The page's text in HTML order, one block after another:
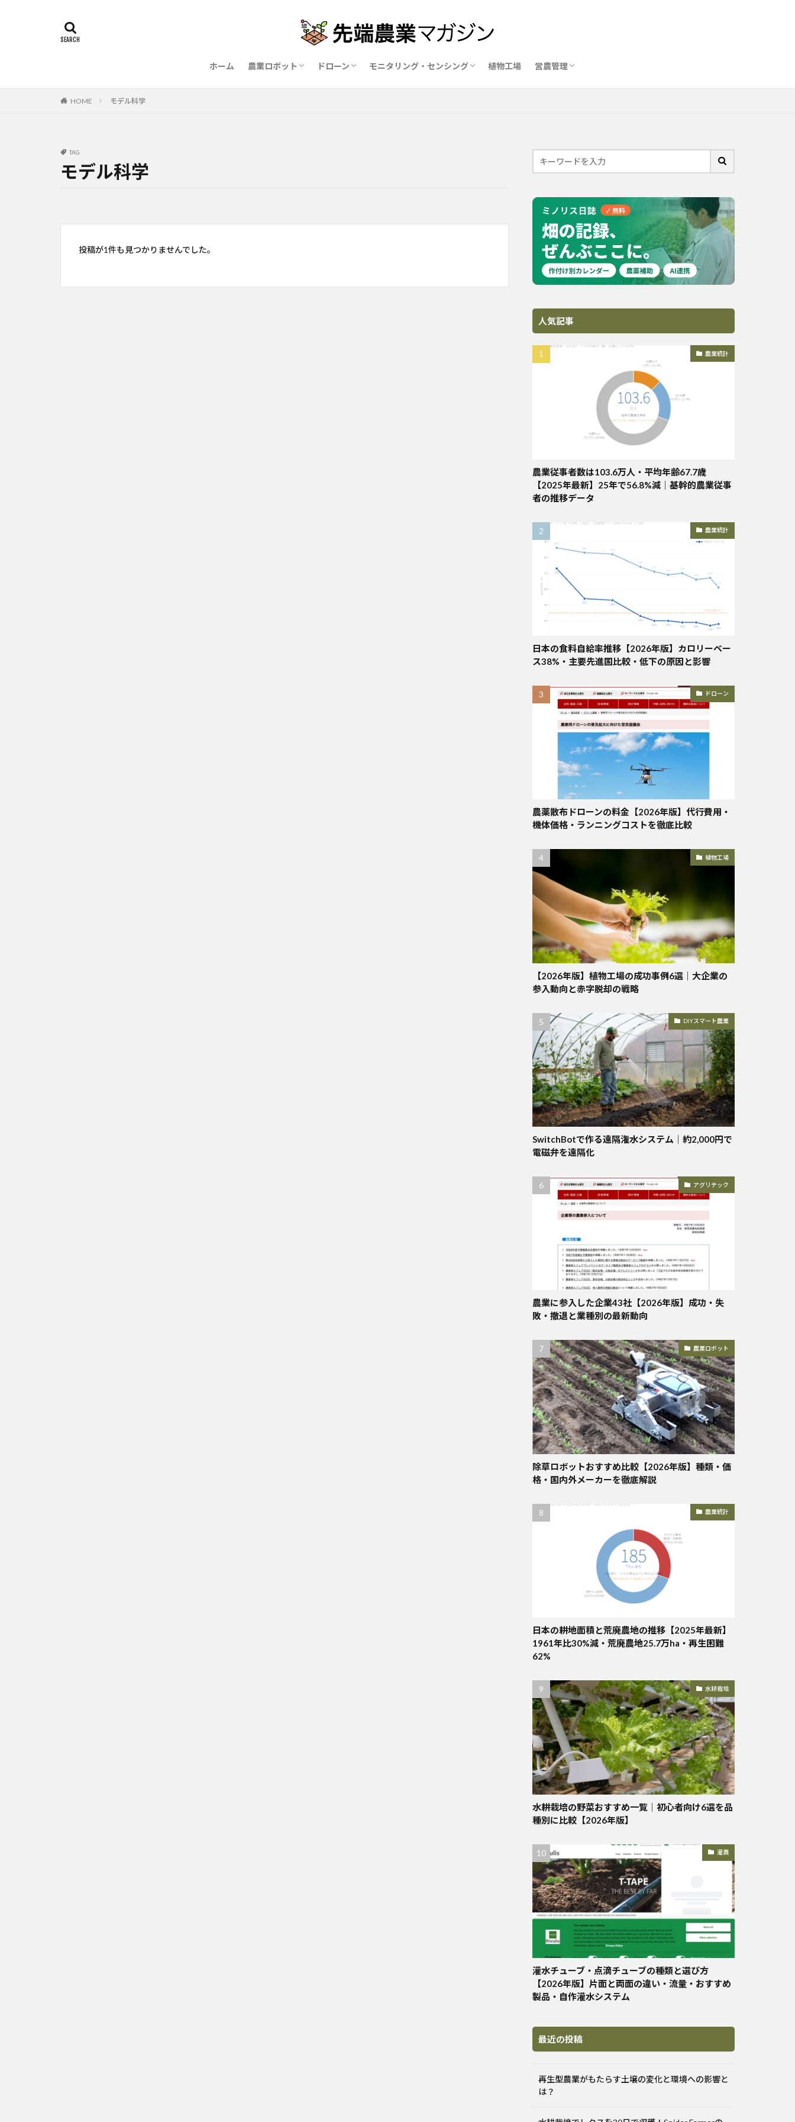
ホーム 農業ロボット
農業ロボットメーカー比較15社
ドローン
ドローン農薬散布の代行業者比較
ハウス用遮光剤・遮熱剤の比較
モニタリング・センシング
農業用環境制御システム比較
植物工場 営農管理
圃場管理アプリおすすめ10選
農業用トイレ比較
バイオスティミュラント完全ガイド
HOME モデル科学
TAG
モデル科学
投稿が1件も見つかりませんでした。
人気記事
農業統計
農業従事者数は103.6万人・平均年齢67.7歳
【2025年最新】25年で56.8%減｜基幹的農業従事
者の推移データ
農業統計
日本の食料自給率推移【2026年版】カロリーベー
ス38%・主要先進国比較・低下の原因と影響
ドローン
農薬散布ドローンの料金【2026年版】代行費用・
機体価格・ランニングコストを徹底比較
植物工場
【2026年版】植物工場の成功事例6選｜大企業の
参入動向と赤字脱却の戦略
DIYスマート農業
SwitchBotで作る遠隔潅水システム｜約2,000円で
電磁弁を遠隔化
アグリテック
農業に参入した企業43社【2026年版】成功・失
敗・撤退と業種別の最新動向
農業ロボット
除草ロボットおすすめ比較【2026年版】種類・価
格・国内外メーカーを徹底解説
農業統計
日本の耕地面積と荒廃農地の推移【2025年最新】
1961年比30%減・荒廃農地25.7万ha・再生困難
62%
水耕栽培
水耕栽培の野菜おすすめ一覧｜初心者向け6選を品
種別に比較【2026年版】
灌漑
灌水チューブ・点滴チューブの種類と選び方
【2026年版】片面と両面の違い・流量・おすすめ
製品・自作灌水システム
最近の投稿
再生型農業がもたらす土壌の変化と環境への影響と
は？